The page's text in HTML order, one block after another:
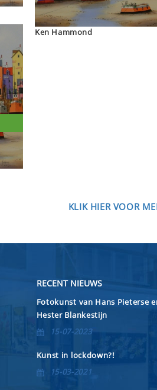
Ken Hammond
KLIK HIER VOOR
RECENT NIEUWS
Fotokunst van Hans Pieterse
Hester Blankestijn
15-07-2023
Kunst in lockdown?!
15-03-2021